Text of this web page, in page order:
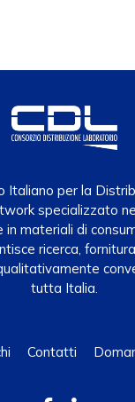
Italiano per la
specializzato
in materiali di
ricerca,
tutta Italia.
Contatti